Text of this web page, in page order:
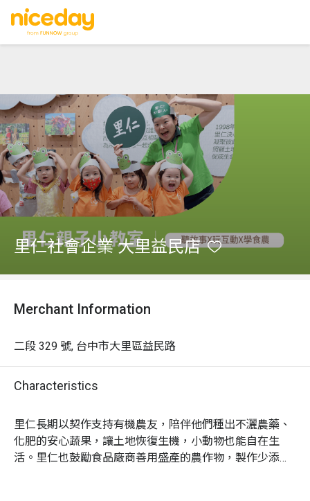
里仁社會企業 大里益民店
Merchant Information
二段 329 號, 台中市大里區益民路
Characteristics
里仁長期以契作支持有機農友，陪伴他們種出不灑農藥、
化肥的安心蔬果，讓土地恢復生機，小動物也能自在生
活。里仁也鼓勵食品廠商善用盛產的農作物，製作少添加